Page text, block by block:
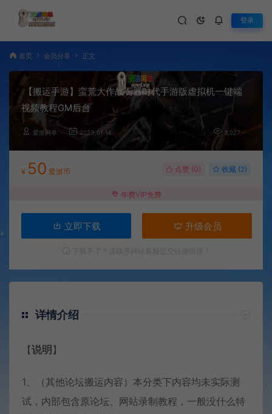
登录
首页 会员分享 正文
【搬运手游】蛮荒大作战石器时代手游版虚拟机一键端
视频教程GM后台
爱游网单 2023-01-14 3,027
¥ 50 爱游币 点赞 (0) 收藏 (2)
年费VIP免费
立即下载 升级会员
详情介绍
【说明 】
1、（其他论坛搬运内容）本分类下内容均未实际测
试，内部包含原论坛、网站录制教程，一般没什么特